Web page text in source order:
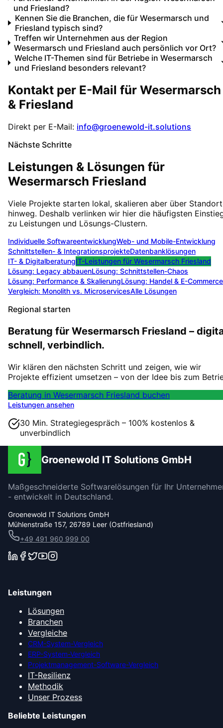
und Friesland?
Kennen Sie die Branchen, die für Wesermarsch und
Friesland typisch sind?
Treffen wir Unternehmen aus der Region
Wesermarsch und Friesland auch persönlich vor Ort?
Welche IT-Themen sind für Betriebe in Wesermarsch
und Friesland besonders relevant?
Kontakt per E-Mail für Wesermarsch
& Friesland
Direkt per E-Mail: info@groenewold-it.solutions
Nächste Schritte
Leistungen & Lösungen für
Wesermarsch Friesland
Viele Projekte starten lokal, skalieren aber über
hinweg. Deshalb verlinken wir hier die häufigsten
zu Leistungen und Lösungs-Clustern.
Individuelle SoftwareentwicklungWeb- und Mobile-Entwicklung
Schnittstellen- & IntegrationsprojekteDatenbanklösungen
IT- & DigitalberatungIT-Leistungen für Wesermarsch Friesland
Lösung: Legacy abbauenLösung: Schnittstellen-Chaos
Lösung: Performance & SkalierungLösung: Handel & E-Commerce
Vergleich: Monolith vs. MicroservicesAlle Lösungen
Regional starten
Beratung für Wesermarsch Friesland –
schnell, verbindlich.
Wir klären den nächsten Schritt und zeigen, wie wir
Projekte effizient umsetzen – von der Idee bis zum
Beratung in Wesermarsch Friesland buchen
Leistungen ansehen
30 Min. Strategiegespräch – 100% kostenlos &
unverbindlich
Groenewold IT Solutions GmbH
Maßgeschneiderte Softwarelösungen für Ihr
- entwickelt in Deutschland.
Groenewold IT Solutions GmbH
Mühlenstraße 157, 26789 Leer (Ostfriesland)
+49 491 960 999 00
Leistungen
Lösungen
Branchen
Vergleiche
CRM-System-Vergleich
ERP-System-Vergleich
Projektmanagement-Software-Vergleich
IT-Resilienz
Methodik
Unser Prozess
Beliebte Leistungen